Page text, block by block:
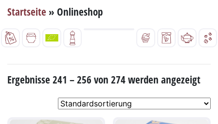
Startseite » Onlineshop
Ergebnisse 241 – 256 von 274 werden angezeigt